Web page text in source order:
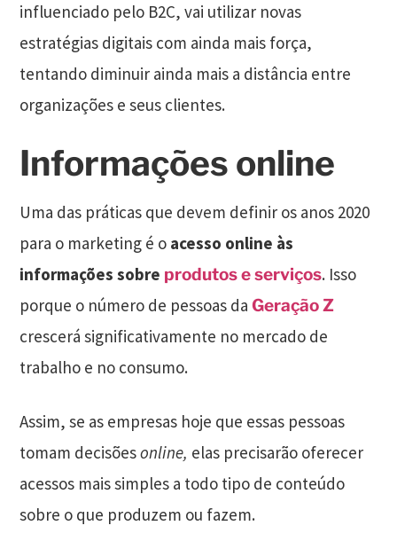
influenciado pelo B2C, vai utilizar novas
estratégias digitais com ainda mais força,
tentando diminuir ainda mais a distância entre
organizações e seus clientes.
Informações online
Uma das práticas que devem definir os anos 2020
para o marketing é o acesso online às
informações sobre produtos e serviços. Isso
porque o número de pessoas daGeração Z
crescerá significativamente no mercado de
trabalho e no consumo.
Assim, se as empresas hoje que essas pessoas
tomam decisõesonline, elas precisarão oferecer
acessos mais simples a todo tipo de conteúdo
sobre o que produzem ou fazem.